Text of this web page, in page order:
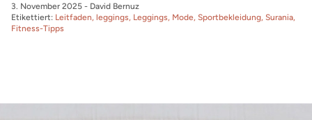
3. November 2025 - David Bernuz
Etikettiert: Leitfaden leggings Leggings Mode Sportbekleidung Surania
Fitness-Tipps